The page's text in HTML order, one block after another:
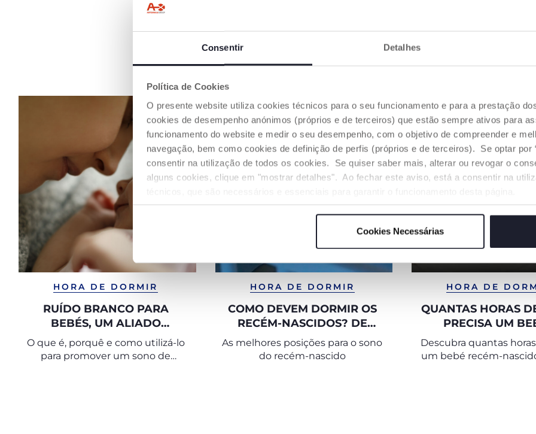
Consentir Detalhes
Política de Cookies
O presente website utiliza cookies técnicos para o seu funcionamento e para a prestação
cookies de desempenho anónimos (próprios e de terceiros) que estão sempre ativos para
funcionamento do website e medir o seu desempenho, com o objetivo de compreender e
navegação, bem como cookies de definição de perfis (próprios e de terceiros). Se optar por
consentir na utilização de todos os cookies. Se quiser saber mais, alterar ou revogar o
alguns cookies, clique em "mostrar detalhes". Ao fechar este aviso, está a consentir na
Cookies Necessárias
OS NOSSOS CONSELHOS
HORA DE DORMIR
RUÍDO BRANCO PARA
BEBÉS, UM ALIADO
PRECIOSOS PARA O SONO
O que é, porquê e como utilizá-lo
para promover um sono de
HORA DE DORMIR
COMO DEVEM DORMIR OS
RECÉM-NASCIDOS? DE
BARRIGA PARA CIMA
As melhores posições para o sono
do recém-nascido
HORA DE
QUANTAS HORAS
PRECISA UM
Descubra quantas
um bebé recém-